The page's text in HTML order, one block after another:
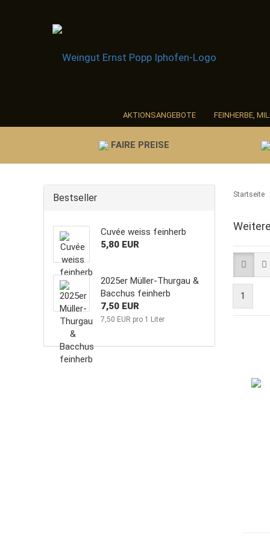
AKTIONSANGEBOTE FEINHERBE,
MINI- UND MAGNUMFLASCHEN
FAIRE PREISE
Startseite
1
Bestseller
Cuvée weiss feinherb
5,80 EUR
2025er Müller-Thurgau &
Bacchus feinherb
7,50 EUR
7,50 EUR pro 1 Liter